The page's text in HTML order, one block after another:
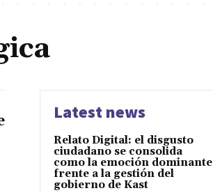
Latest news
Relato Digital: el disgusto
ciudadano se consolida
como la emoción dominante
frente a la gestión del
gobierno de Kast